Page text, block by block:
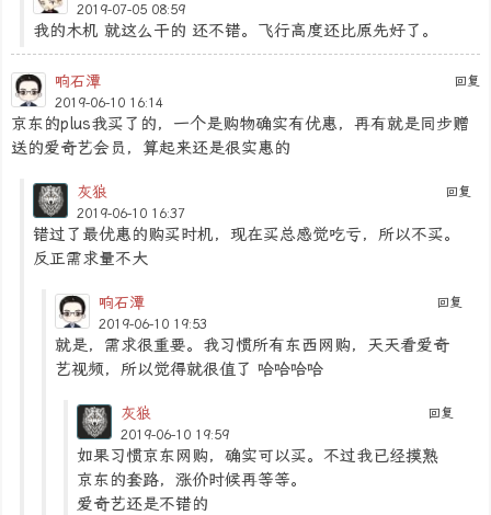
2019-07-05 08:59
我的木机 就这么干的 还不错。飞行高度还比原先好了。
回复
响石潭
2019-06-10 16:14
京东的plus我买了的，一个是购物确实有优惠，再有就是同步赠
送的爱奇艺会员，算起来还是很实惠的
回复
灰狼
2019-06-10 16:37
错过了最优惠的购买时机，现在买总感觉吃亏，所以不买。
反正需求量不大
回复
响石潭
2019-06-10 19:53
就是，需求很重要。我习惯所有东西网购，天天看爱奇
艺视频，所以觉得就很值了 哈哈哈哈
回复
灰狼
2019-06-10 19:59
如果习惯京东网购，确实可以买。不过我已经摸熟
京东的套路，涨价时候再等等。
爱奇艺还是不错的